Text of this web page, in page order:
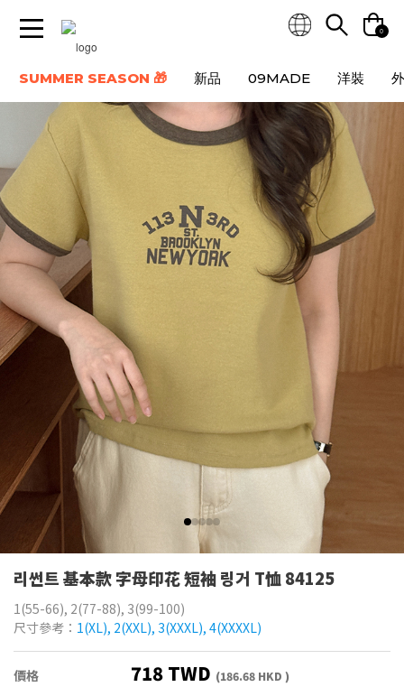
0
SUMMER SEASON 🎁 新品 09MADE 洋裝
리썬트 基本款 字母印花 短袖 링거 T恤 84125
1(55-66), 2(77-88), 3(99-100)
尺寸參考： 1(XL), 2(XXL), 3(XXXL), 4(XXXXL)
價格 718 TWD (186.68 HKD )